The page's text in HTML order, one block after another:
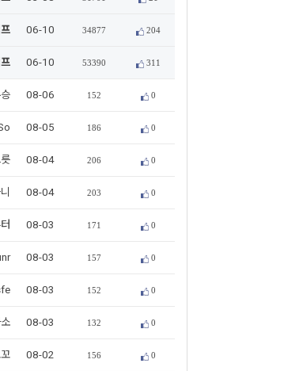
06-10 34877 204
06-10 53390 311
08-06 152 0
08-05 186 0
08-04 206 0
08-04 203 0
08-03 171 0
08-03 157 0
08-03 152 0
08-03 132 0
08-02 156 0